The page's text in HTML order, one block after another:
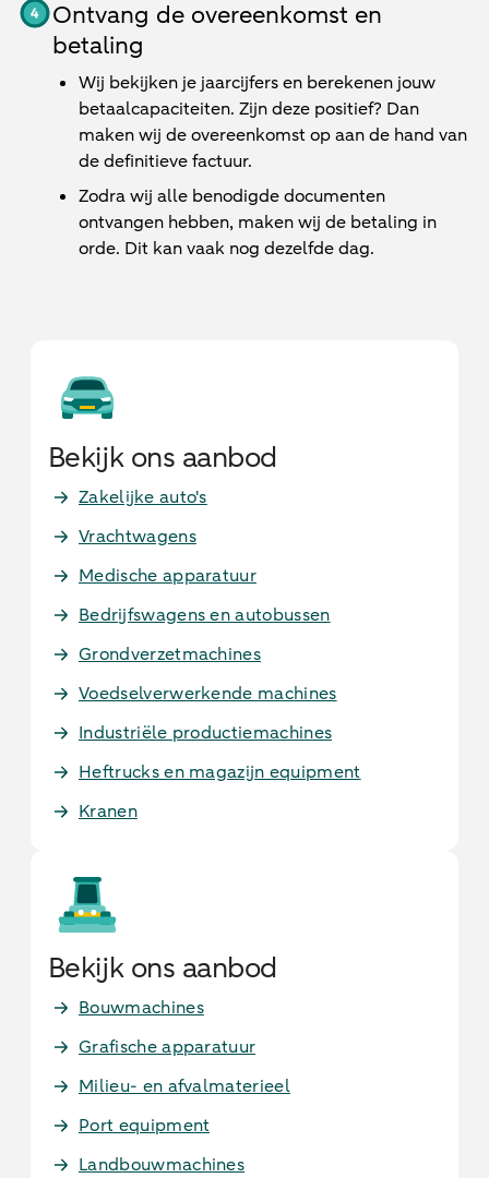
Ontvang de overeenkomst en
betaling
Wij bekijken je jaarcijfers en berekenen jouw
betaalcapaciteiten. Zijn deze positief? Dan
maken wij de overeenkomst op aan de hand van
de definitieve factuur.
Zodra wij alle benodigde documenten
ontvangen hebben, maken wij de betaling in
orde. Dit kan vaak nog dezelfde dag.
Bekijk ons aanbod
Zakelijke auto's
Vrachtwagens
Medische apparatuur
Bedrijfswagens en autobussen
Grondverzetmachines
Voedselverwerkende machines
Industriële productiemachines
Heftrucks en magazijn equipment
Kranen
Bekijk ons aanbod
Bouwmachines
Grafische apparatuur
Milieu- en afvalmaterieel
Port equipment
Landbouwmachines